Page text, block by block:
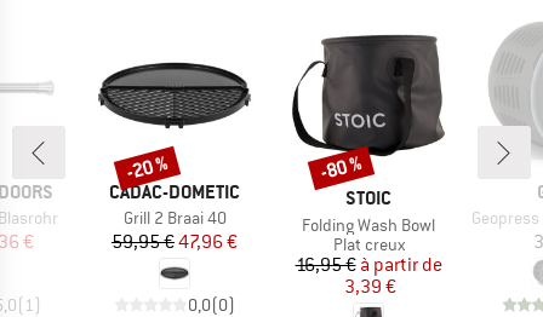
réduit
€
(1 )
MARQUE
CADAC-DOMETIC
Article
Grill 2 Braai 40
Prix
59,95 €Prix réduit
47,96 €
0,0(0)
Remise
-20 %
MARQUE
STOIC
Article
Folding Wash Bowl
Product group
Plat creux
Prix
16,95 € Prix réduit
à partir de
3,39 €
Remise
-80 %
Article
Geopress